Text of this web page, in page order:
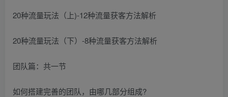
20种流量玩法（上)-12种流量获客方法解析
20种流量玩法（下）-8种流量获客方法解析
团队篇：共一节
如何搭建完善的团队，由哪几部分组成?